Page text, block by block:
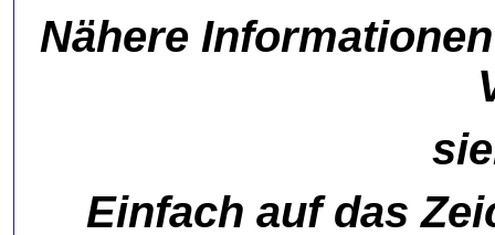
Nähere
Einfach auf das